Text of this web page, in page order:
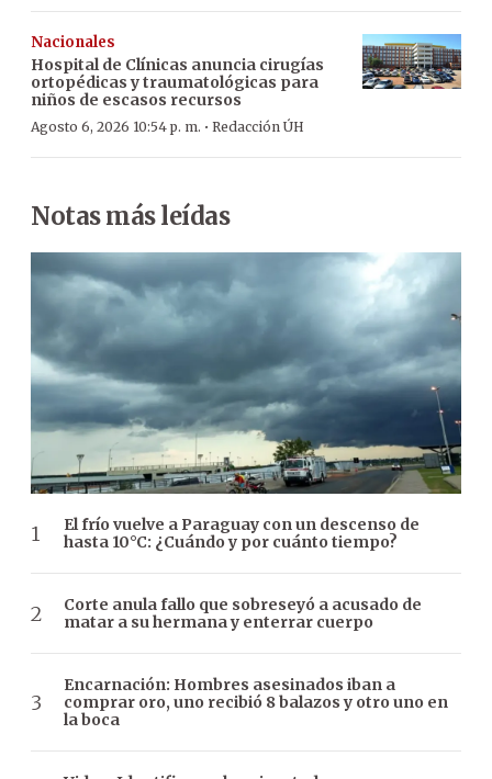
Nacionales
Hospital de Clínicas anuncia cirugías
ortopédicas y traumatológicas para
niños de escasos recursos
Agosto 6, 2026 10:54 p. m. · Redacción ÚH
Notas más leídas
El frío vuelve a Paraguay con un descenso de
hasta 10°C: ¿Cuándo y por cuánto tiempo?
Corte anula fallo que sobreseyó a acusado de
matar a su hermana y enterrar cuerpo
Encarnación: Hombres asesinados iban a
comprar oro, uno recibió 8 balazos y otro uno en
la boca